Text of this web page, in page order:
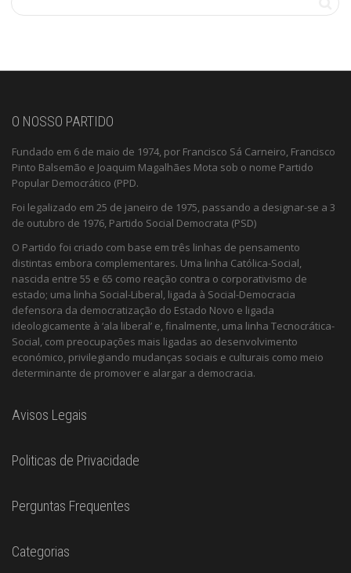
O NOSSO PARTIDO
Fundado em 6 de maio de 1974, por Francisco Sá Carneiro, Francisco
Pinto Balsemão e Joaquim Magalhães Mota sob o nome Partido
Popular Democrático (PPD.
Foi legalizado em 25 de janeiro de 1975, passando a designar-se a 3
de outubro de 1976, Partido Social Democrata (PSD)
O Partido foi criado com base em três linhas de pensamento
distintas embora complementares. Uma linha Católica-Social,
nascida entre 55 e 65 como reação contra o corporativismo de
estado; uma linha Social-Liberal, ligada à Social-Democracia
defensora da democratização do Estado Novo e ligada
ideologicamente à ‘ala liberal’ e, finalmente, uma linha Tecnocrática-
Social, com preocupações mais ligadas ao desenvolvimento
económico, privilegiando mudanças sociais e culturais como meio
determinante de promover e alargar a democracia.
Avisos Legais
Politicas de Privacidade
Perguntas Frequentes
Categorias